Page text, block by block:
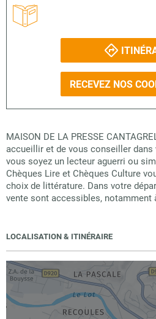
RECEVEZ NOS
MAISON DE LA PRESSE
accueillir et de vous conseiller dans
vous soyez un lecteur aguerri ou
Chèques Lire et Chèques Culture
choix de littérature. Dans votre
vente sont accessibles, notamment
LOCALISATION & ITINÉRAIRE